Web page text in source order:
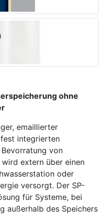
ohne
emaillierter
integrierten
von
extern über einen
oder
versorgt. Der SP-
für Systeme, bei
außerhalb des Speichers